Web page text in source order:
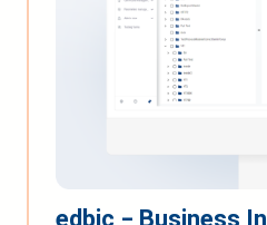
edbic ‒ Business